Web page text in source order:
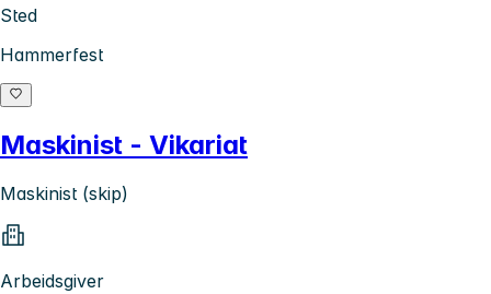
Sted
Hammerfest
Maskinist - Vikariat
Maskinist (skip)
Arbeidsgiver